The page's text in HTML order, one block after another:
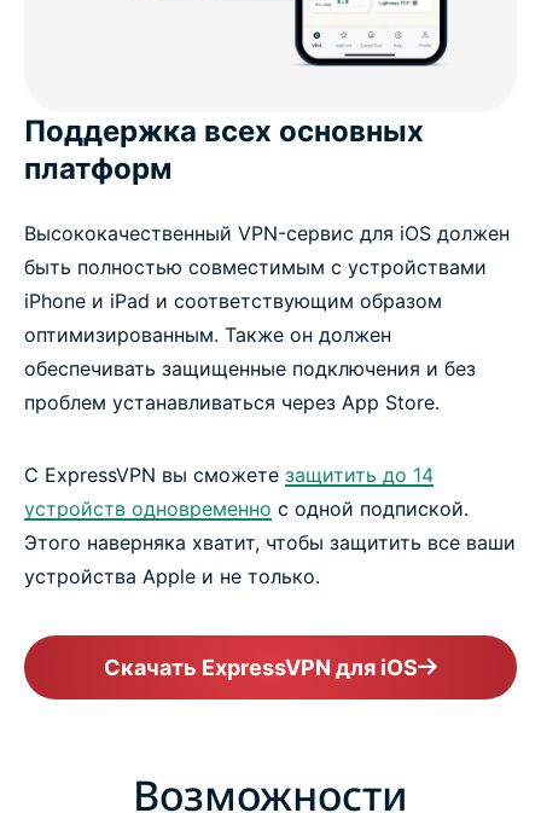
Поддержка всех основных
платформ
Высококачественный VPN-сервис для iOS должен
быть полностью совместимым с устройствами
iPhone и iPad и соответствующим образом
оптимизированным. Также он должен
обеспечивать защищенные подключения и без
проблем устанавливаться через App Store.
С ExpressVPN вы сможете защитить до 14
устройств одновременно с одной подпиской.
Этого наверняка хватит, чтобы защитить все ваши
устройства Apple и не только.
Скачать ExpressVPN для iOS
Возможности